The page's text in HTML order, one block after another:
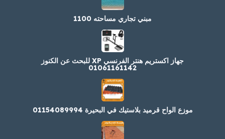
مبني تجاري مساحته 1100
جهاز اكستريم هنتر الفرنسي XP للبحث عن الكنوز
01061161142
موزع الواح قرميد بلاستيك في البحيرة 01154089994